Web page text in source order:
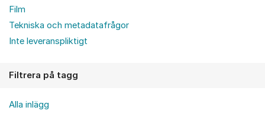
Film
Tekniska och metadatafrågor
Inte leveranspliktigt
Filtrera på tagg
Alla inlägg